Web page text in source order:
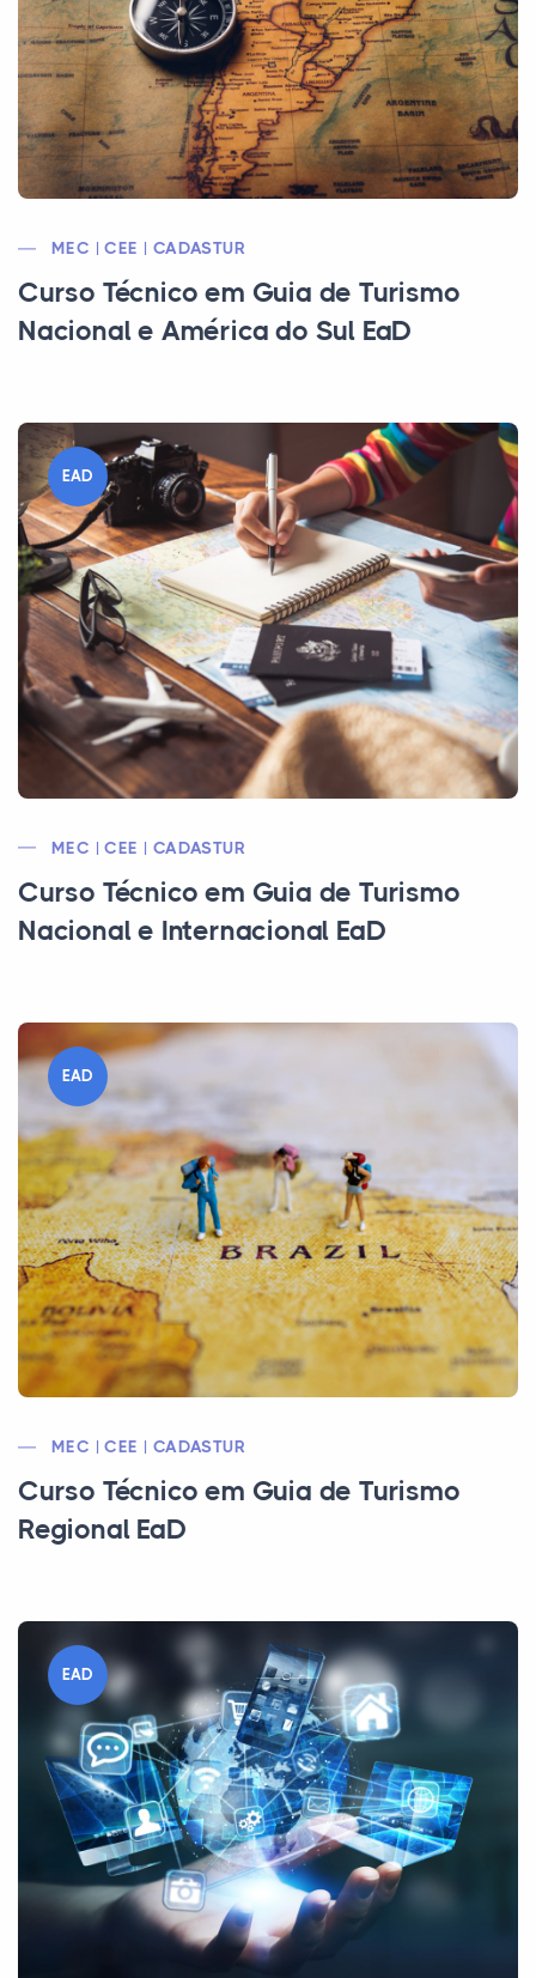
MEC | CEE | CADASTUR
Curso Técnico em Guia de Turismo
Nacional e América do Sul EaD
EAD
MEC | CEE | CADASTUR
Curso Técnico em Guia de Turismo
Nacional e Internacional EaD
EAD
MEC | CEE | CADASTUR
Curso Técnico em Guia de Turismo
Regional EaD
EAD